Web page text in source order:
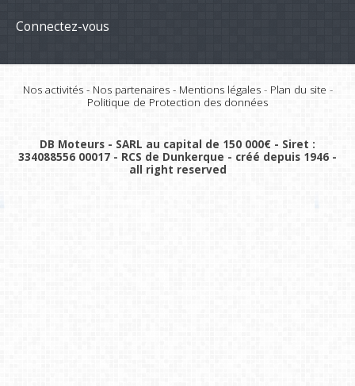
Connectez-vous
Nos activités- Nos partenaires- Mentions légales- Plan du site -
Politique de Protection des données
DB Moteurs - SARL au capital de 150 000€ - Siret :
334088556 00017 - RCS de Dunkerque - créé depuis 1946 -
all right reserved